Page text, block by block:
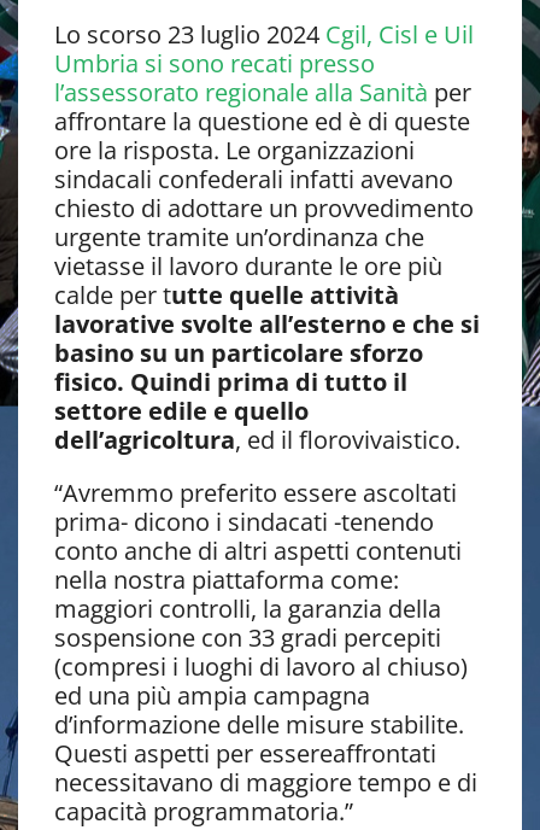
Lo scorso 23 luglio 2024 Cgil, Cisl e Uil
Umbria si sono recati presso
l’assessorato regionale alla Sanità per
affrontare la questione ed è di queste
ore la risposta. Le organizzazioni
sindacali confederali infatti avevano
chiesto di adottare un provvedimento
urgente tramite un’ordinanza che
vietasse il lavoro durante le ore più
calde per tutte quelle attività
lavorative svolte all’esterno e che si
basino su un particolare sforzo
fisico. Quindi prima di tutto il
settore edile e quello
dell’agricoltura, ed il florovivaistico.
“Avremmo preferito essere ascoltati
prima- dicono i sindacati -tenendo
conto anche di altri aspetti contenuti
nella nostra piattaforma come:
maggiori controlli, la garanzia della
sospensione con 33 gradi percepiti
(compresi i luoghi di lavoro al chiuso)
ed una più ampia campagna
d’informazione delle misure stabilite.
Questi aspetti per essereaffrontati
necessitavano di maggiore tempo e di
capacità programmatoria.”